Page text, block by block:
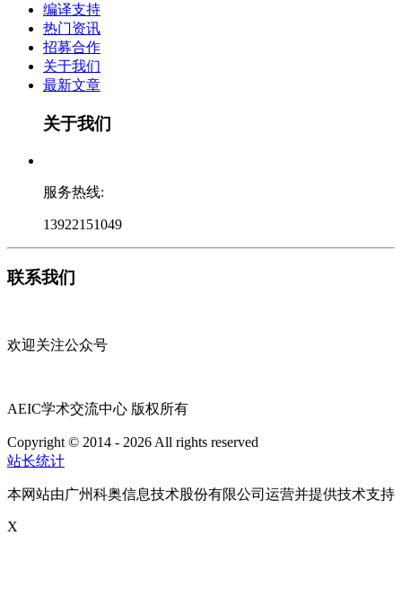
编译支持
热门资讯
招募合作
关于我们
最新文章
关于我们
服务热线:
13922151049
联系我们
欢迎关注公众号
AEIC学术交流中心 版权所有
Copyright © 2014 - 2026 All rights reserved
站长统计
本网站由广州科奥信息技术股份有限公司运营并提供技术支持
X